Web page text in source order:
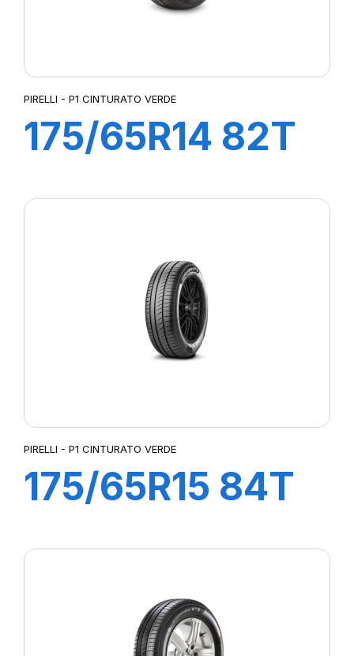
PIRELLI - P1 CINTURATO VERDE
175/65R14 82T
PIRELLI - P1 CINTURATO VERDE
175/65R15 84T